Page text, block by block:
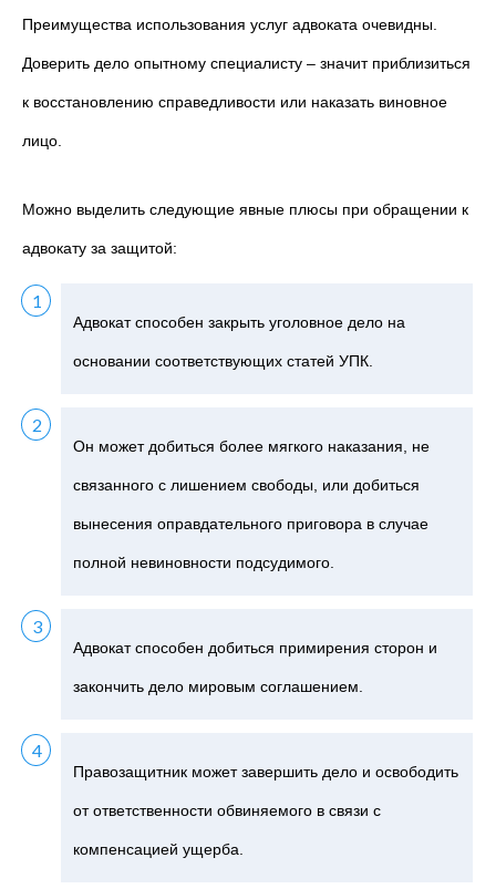
Преимущества использования услуг адвоката очевидны.
Доверить дело опытному специалисту – значит приблизиться
к восстановлению справедливости или наказать виновное
лицо.
Можно выделить следующие явные плюсы при обращении к
адвокату за защитой:
Адвокат способен закрыть уголовное дело на
основании соответствующих статей УПК.
Он может добиться более мягкого наказания, не
связанного с лишением свободы, или добиться
вынесения оправдательного приговора в случае
полной невиновности подсудимого.
Адвокат способен добиться примирения сторон и
закончить дело мировым соглашением.
Правозащитник может завершить дело и освободить
от ответственности обвиняемого в связи с
компенсацией ущерба.